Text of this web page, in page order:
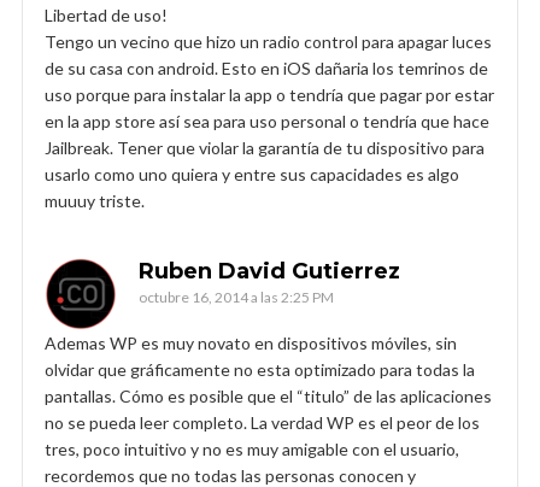
Libertad de uso!
Tengo un vecino que hizo un radio control para apagar luces
de su casa con android. Esto en iOS dañaria los temrinos de
uso porque para instalar la app o tendría que pagar por estar
en la app store así sea para uso personal o tendría que hace
Jailbreak. Tener que violar la garantía de tu dispositivo para
usarlo como uno quiera y entre sus capacidades es algo
muuuy triste.
Ruben David Gutierrez
octubre 16, 2014 a las 2:25 PM
Ademas WP es muy novato en dispositivos móviles, sin
olvidar que gráficamente no esta optimizado para todas la
pantallas. Cómo es posible que el “titulo” de las aplicaciones
no se pueda leer completo. La verdad WP es el peor de los
tres, poco intuitivo y no es muy amigable con el usuario,
recordemos que no todas las personas conocen y